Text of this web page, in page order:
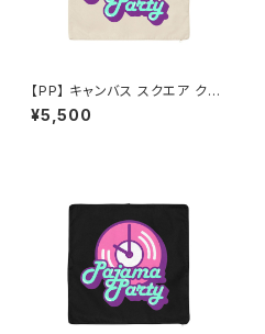
【PP】 キャンバス スクエア クッ
ションカバー（ナチュラル）
¥5,500